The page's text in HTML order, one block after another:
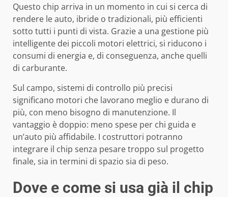
Questo chip arriva in un momento in cui si cerca di
rendere le auto, ibride o tradizionali, più efficienti
sotto tutti i punti di vista. Grazie a una gestione più
intelligente dei piccoli motori elettrici, si riducono i
consumi di energia e, di conseguenza, anche quelli
di carburante.
Sul campo, sistemi di controllo più precisi
significano motori che lavorano meglio e durano di
più, con meno bisogno di manutenzione. Il
vantaggio è doppio: meno spese per chi guida e
un’auto più affidabile. I costruttori potranno
integrare il chip senza pesare troppo sul progetto
finale, sia in termini di spazio sia di peso.
Dove e come si usa già il chip